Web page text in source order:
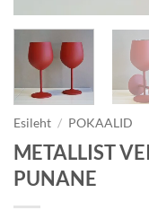
Esileht / POKAALID
METALLIST
PUNANE